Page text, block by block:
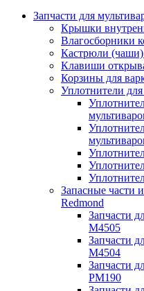
Запчасти для
Крышки
Влагосборники
Кастрюли (чаши)
Клавиши
Корзины для
Уплотнители
Запасные части
Redmond
Запчасти
M4505
Запчасти
M4504
Запчасти
PM190